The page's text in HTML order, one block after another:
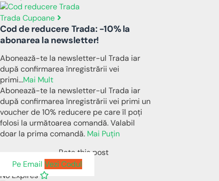
Trada Cupoane
Cod de reducere Trada: -10% la
abonarea la newsletter!
Abonează-te la newsletter-ul Trada iar
după confirmarea înregistrării vei
primi...Mai Mult
Abonează-te la newsletter-ul Trada iar
după confirmarea înregistrării vei primi un
voucher de 10% reducere pe care îl poți
folosi la următoarea comandă. Valabil
doar la prima comandă. Mai Puțin
Rate this post
Pe Email Vezi Codul
No Expires